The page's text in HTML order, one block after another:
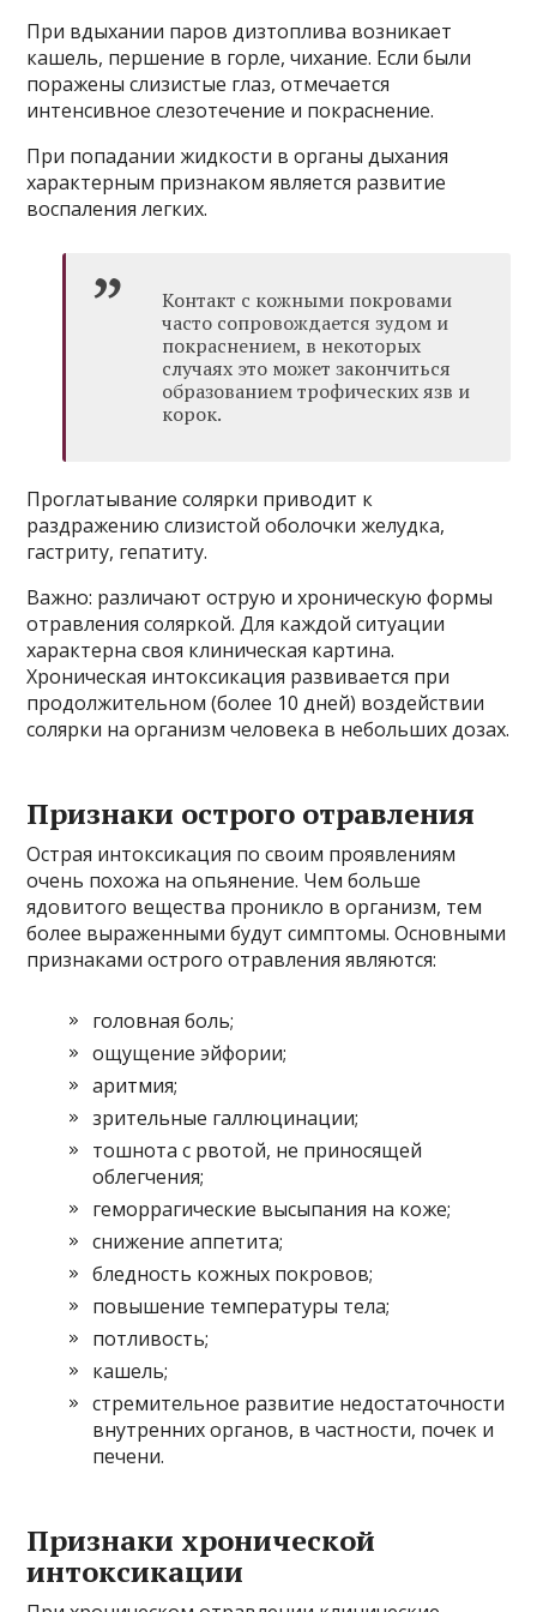
При вдыхании паров дизтоплива возникает
кашель, першение в горле, чихание. Если были
поражены слизистые глаз, отмечается
интенсивное слезотечение и покраснение.
При попадании жидкости в органы дыхания
характерным признаком является развитие
воспаления легких.
Контакт с кожными покровами
часто сопровождается зудом и
покраснением, в некоторых
случаях это может закончиться
образованием трофических язв и
корок.
Проглатывание солярки приводит к
раздражению слизистой оболочки желудка,
гастриту, гепатиту.
Важно: различают острую и хроническую формы
отравления соляркой. Для каждой ситуации
характерна своя клиническая картина.
Хроническая интоксикация развивается при
продолжительном (более 10 дней) воздействии
солярки на организм человека в небольших дозах.
Признаки острого отравления
Острая интоксикация по своим проявлениям
очень похожа на опьянение. Чем больше
ядовитого вещества проникло в организм, тем
более выраженными будут симптомы. Основными
признаками острого отравления являются:
головная боль;
ощущение эйфории;
аритмия;
зрительные галлюцинации;
тошнота с рвотой, не приносящей
облегчения;
геморрагические высыпания на коже;
снижение аппетита;
бледность кожных покровов;
повышение температуры тела;
потливость;
кашель;
стремительное развитие недостаточности
внутренних органов, в частности, почек и
печени.
Признаки хронической
интоксикации